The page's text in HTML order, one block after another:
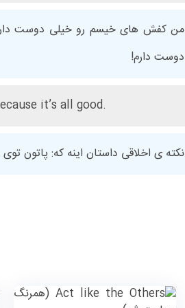
من کفش های خیسم رو خیلی دوست
دوست دارم!
it’s all good.
نکته ی اخلاقی داستان اینه که: پاتون